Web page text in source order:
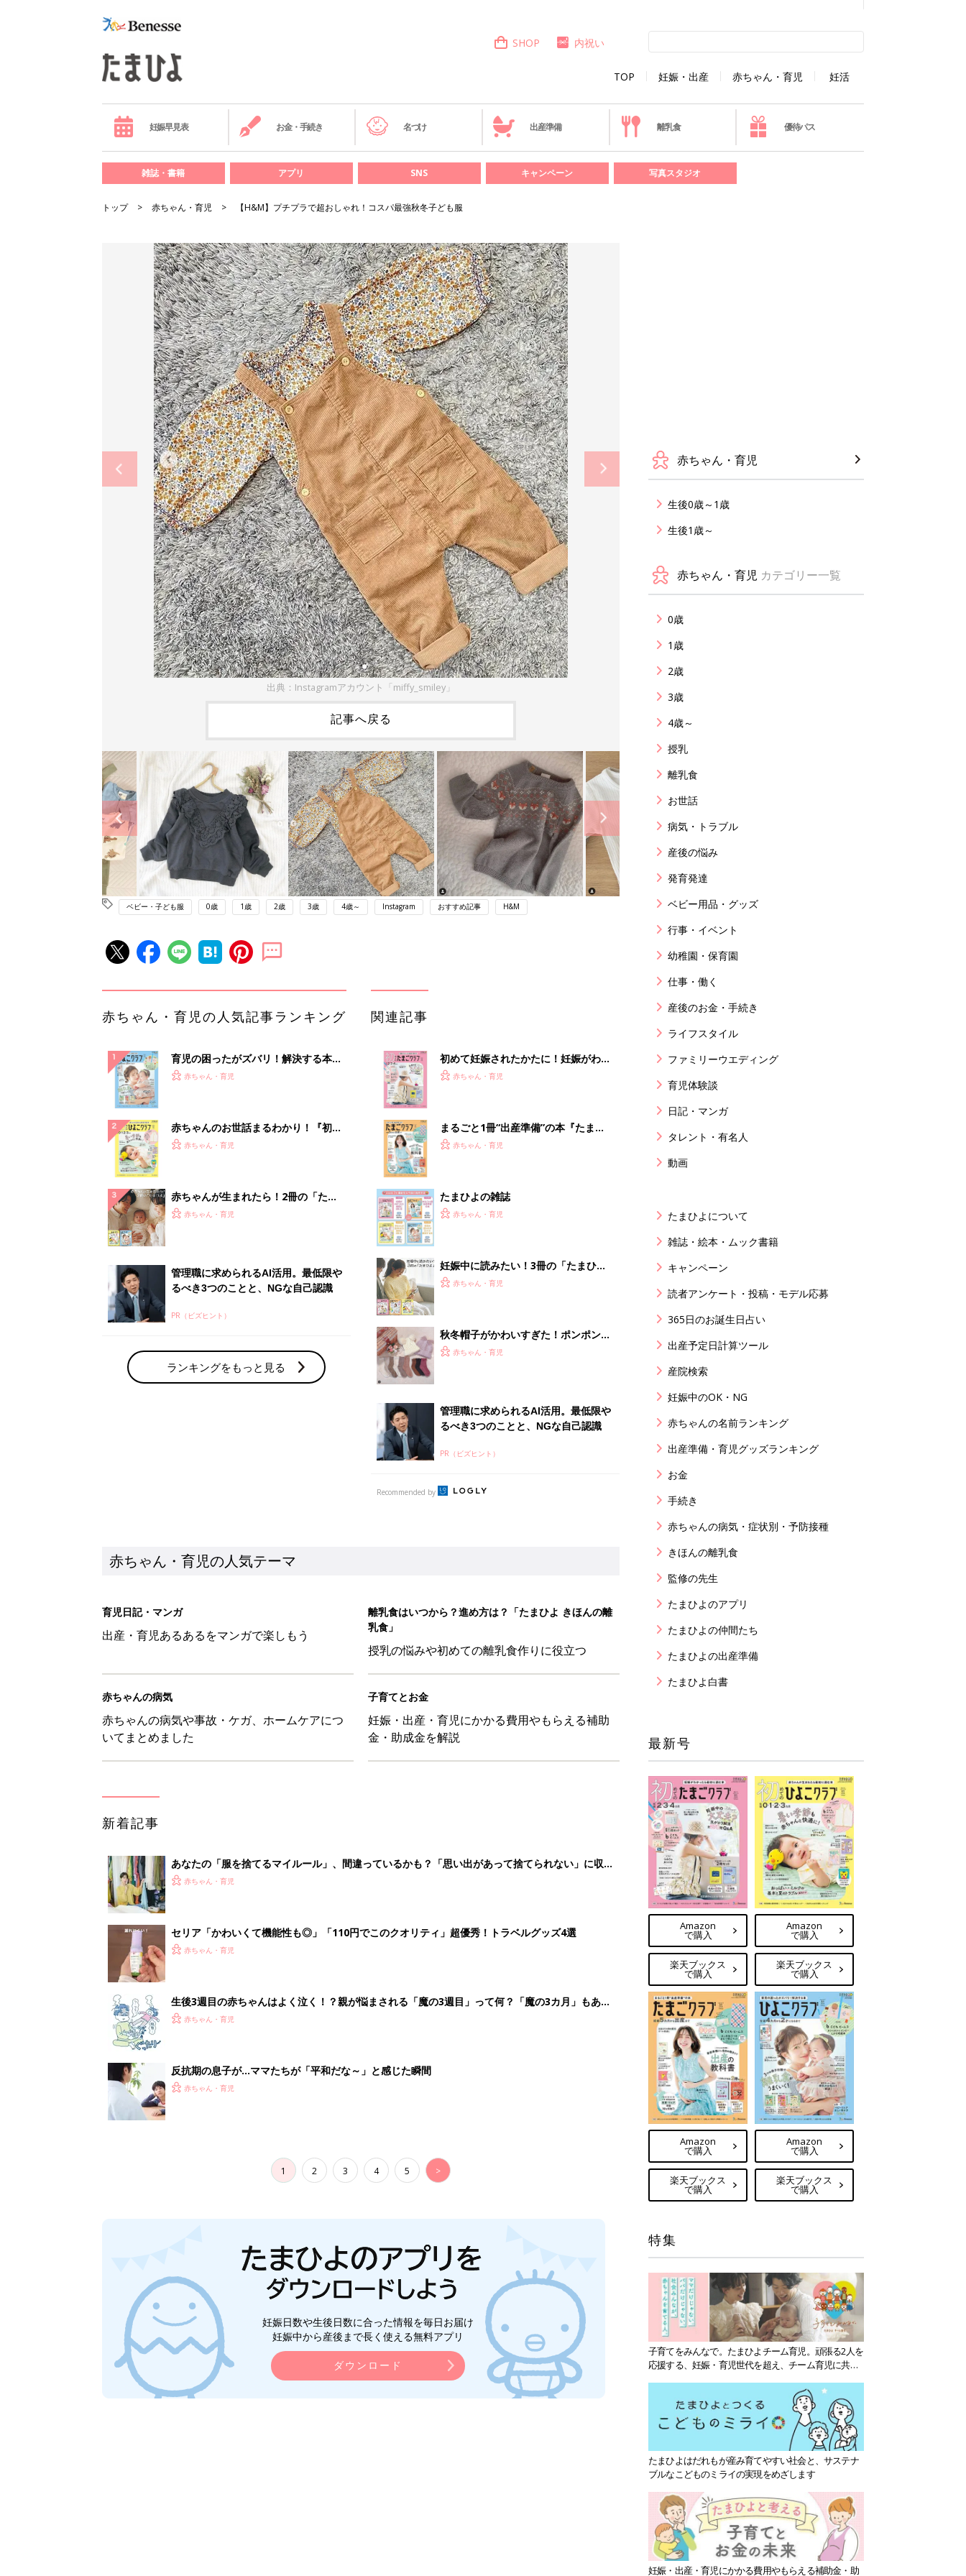
TOP 妊娠・出産 赤ちゃん・育児 妊活
SHOP 内祝い
妊娠早見表 お金・手続き 名づけ 出産準備 離乳食 優待パス
雑誌・書籍 アプリ SNS キャンペーン 写真スタジオ
トップ 赤ちゃん・育児 【H&M】プチプラで超おしゃれ！コスパ最強秋冬子ども服
出典：Instagramアカウント「miffy_smiley」
記事へ戻る
ベビー・子ども服 0歳 1歳 2歳 3歳 4歳～ Instagram おすすめ記事 H&M
赤ちゃん・育児の人気記事ランキング
育児の困ったがズバリ！解決する本
『ひよこクラブ 夏号』 4カ月～2才
赤ちゃん・育児
赤ちゃんのお世話まるわかり！『初め
てのひよこクラブ 夏号』〈巻頭大特
赤ちゃん・育児
赤ちゃんが生まれたら！2冊の「たま
ひよ」
赤ちゃん・育児
管理職に求められるAI活用。最低限や
るべき3つのことと、NGな自己認識
PR（ビズヒント）
ランキングをもっと見る
関連記事
初めて妊娠されたかたに！妊娠がわか
ったら最初に読む本『初めてのたまご
赤ちゃん・育児
まるごと1冊“出産準備”の本『たまご
クラブ 夏号』〈スペシャル大特集〉
赤ちゃん・育児
たまひよの雑誌
赤ちゃん・育児
妊娠中に読みたい！3冊の「たまひ
よ」赤ちゃん・育児
秋冬帽子がかわいすぎた！ポンポン＆
耳付きあったか帽子5選
赤ちゃん・育児
管理職に求められるAI活用。最低限や
るべき3つのことと、NGな自己認識
PR（ビズヒント）
Recommended by
赤ちゃん・育児の人気テーマ
育児日記・マンガ
出産・育児あるあるをマンガで楽しもう
離乳食はいつから？進め方は？「たまひよ きほんの離
乳食」
授乳の悩みや初めての離乳食作りに役立つ
赤ちゃんの病気
赤ちゃんの病気や事故・ケガ、ホームケアにつ
いてまとめました
子育てとお金
妊娠・出産・育児にかかる費用やもらえる補助
金・助成金を解説
新着記事
あなたの「服を捨てるマイルール」、間違っているかも？「思い出があって捨てられない」に収納
スタイリストが喝！
赤ちゃん・育児
セリア「かわいくて機能性も◎」「110円でこのクオリティ」超優秀！トラベルグッズ4選
赤ちゃん・育児
生後3週目の赤ちゃんはよく泣く！？親が悩まされる「魔の3週目」って何？「魔の3カ月」もある
って本当？【専門家】
赤ちゃん・育児
反抗期の息子が...ママたちが「平和だな～」と感じた瞬間
赤ちゃん・育児
1 2 3 4 5 >
妊娠日数や生後日数に合った情報を毎日お届け
妊娠中から産後まで長く使える無料アプリ
ダウンロード
赤ちゃん・育児
生後0歳～1歳
生後1歳～
赤ちゃん・育児 カテゴリー一覧
0歳
1歳
2歳
3歳
4歳～
授乳
離乳食
お世話
病気・トラブル
産後の悩み
発育発達
ベビー用品・グッズ
行事・イベント
幼稚園・保育園
仕事・働く
産後のお金・手続き
ライフスタイル
ファミリーウエディング
育児体験談
日記・マンガ
タレント・有名人
動画
たまひよについて
雑誌・絵本・ムック書籍
キャンペーン
読者アンケート・投稿・モデル応募
365日のお誕生日占い
出産予定日計算ツール
産院検索
妊娠中のOK・NG
赤ちゃんの名前ランキング
出産準備・育児グッズランキング
お金
手続き
赤ちゃんの病気・症状別・予防接種
きほんの離乳食
監修の先生
たまひよのアプリ
たまひよの仲間たち
たまひよの出産準備
たまひよ白書
最新号
Amazon
で購入
楽天ブックス
で購入
Amazon
で購入
楽天ブックス
で購入
Amazon
で購入
楽天ブックス
で購入
Amazon
で購入
楽天ブックス
で購入
特集
子育てをみんなで。たまひよチーム育児。頑張る2人を
応援する、妊娠・育児世代を超え、チーム育児に共感
たまひよはだれもが産み育てやすい社会と、サステナ
ブルなこどものミライの実現をめざします
妊娠・出産・育児にかかる費用やもらえる補助金・助